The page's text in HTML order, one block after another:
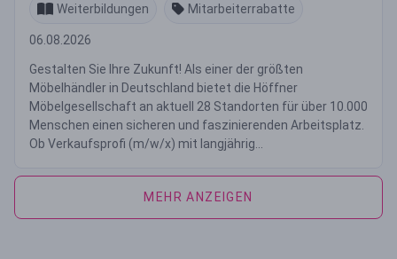
Weiterbildungen Mitarbeiterrabatte
06.08.2026
Gestalten Sie Ihre Zukunft! Als einer der größten
Möbelhändler in Deutschland bietet die Höffner
Möbelgesellschaft an aktuell 28 Standorten für über 10.000
Menschen einen sicheren und faszinierenden Arbeitsplatz.
Ob Verkaufsprofi (m/w/x) mit langjährig...
MEHR ANZEIGEN